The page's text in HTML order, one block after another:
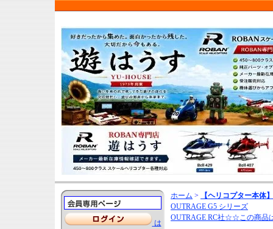
は
ホーム >
【ヘリコプター本体
OUTRAGE G5 シリーズ
OUTRAGE RC社☆☆この商